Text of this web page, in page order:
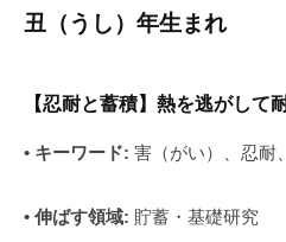
丑（うし）年生まれ
【忍耐と蓄積】熱を逃がして
• キーワード: 害（がい）、忍耐
• 伸ばす領域: 貯蓄・基礎研究